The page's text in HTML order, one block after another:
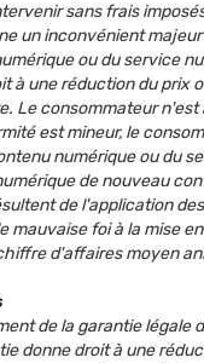
sans frais
un inconvénient
ou du service
à une réduction du prix
Le consommateur
est mineur, le
numérique ou du
de nouveau
de l'application
mauvaise foi à la mise
d'affaires moyen
de la garantie légale
donne droit à une